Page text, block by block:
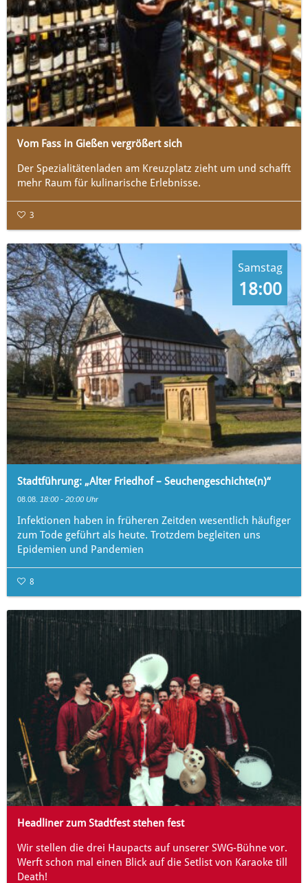
Vom Fass in Gießen vergrößert sich
Der Spezialitätenladen am Kreuzplatz zieht um und schafft
mehr Raum für kulinarische Erlebnisse.
3
Samstag
18:00
Stadtführung: „Alter Friedhof – Seuchengeschichte(n)“
08.08. 18:00 - 20:00 Uhr
Infektionen haben in früheren Zeitden wesentlich häufiger
zum Tode geführt als heute. Trotzdem begleiten uns
Epidemien und Pandemien
8
Headliner zum Stadtfest stehen fest
Wir stellen die drei Haupacts auf unserer SWG-Bühne vor.
Werft schon mal einen Blick auf die Setlist von Karaoke till
Death!